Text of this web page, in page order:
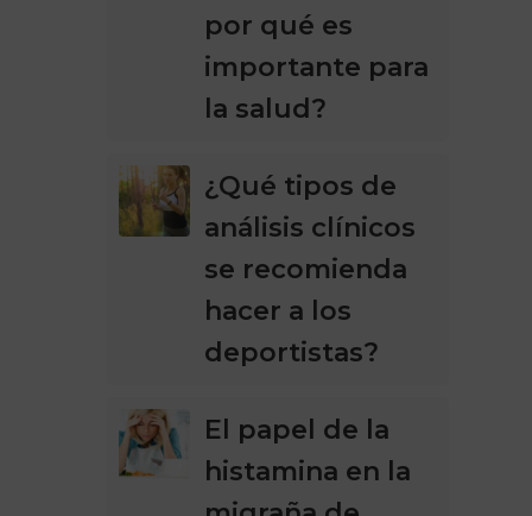
por qué es
importante para
la salud?
¿Qué tipos de
análisis clínicos
se recomienda
hacer a los
deportistas?
El papel de la
histamina en la